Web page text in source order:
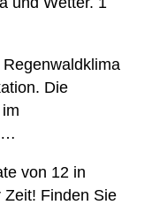
Die
…
von 12 in
Zeit! Finden Sie